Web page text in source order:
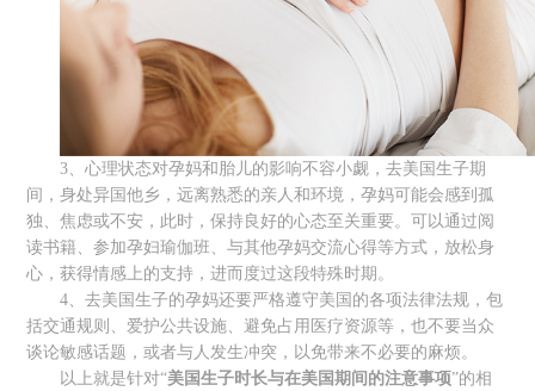
3、心理状态对孕妈和胎儿的影响不容小觑，去美国生子期
间，身处异国他乡，远离熟悉的亲人和环境，孕妈可能会感到孤
独、焦虑或不安，此时，保持良好的心态至关重要。可以通过阅
读书籍、参加孕妇瑜伽班、与其他孕妈交流心得等方式，放松身
心，获得情感上的支持，进而度过这段特殊时期。
4、去美国生子的孕妈还要严格遵守美国的各项法律法规，包
括交通规则、爱护公共设施、避免占用医疗资源等，也不要当众
谈论敏感话题，或者与人发生冲突，以免带来不必要的麻烦。
以上就是针对“美国生子时长与在美国期间的注意事项”的相